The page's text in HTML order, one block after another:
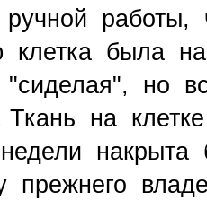
ручной
клетка была
"сиделая", но
Ткань на
прежнего